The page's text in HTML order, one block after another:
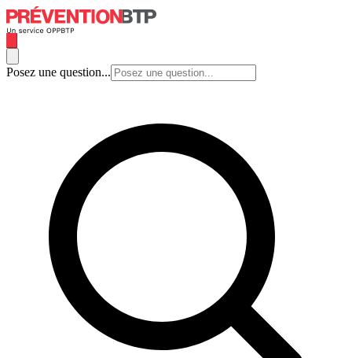
Posez une question...